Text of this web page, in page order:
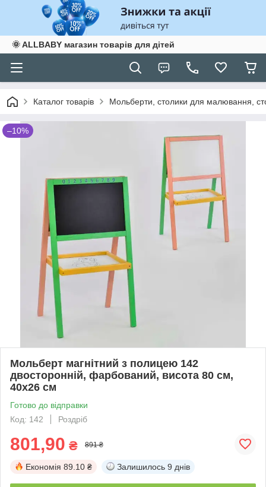
🌞 ALLBABY магазин товарів для дітей
Каталог товарів Мольберти, столики для малювання,
–10%
Мольберт магнітний з полицею 142
двосторонній, фарбований, висота 80 см,
40х26 см
Готово до відправки
Код: 142
Роздріб
801,90 ₴ 891 ₴
Економія 89.10 ₴ Залишилось 9 днів